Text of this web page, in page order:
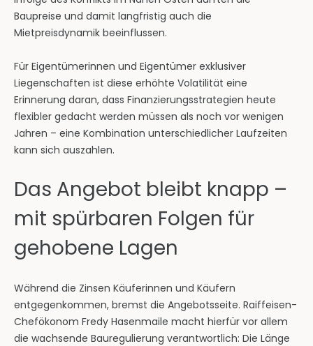
Baupreise und damit langfristig auch die
Mietpreisdynamik beeinflussen.
Für Eigentümerinnen und Eigentümer exklusiver
Liegenschaften ist diese erhöhte Volatilität eine
Erinnerung daran, dass Finanzierungsstrategien heute
flexibler gedacht werden müssen als noch vor wenigen
Jahren – eine Kombination unterschiedlicher Laufzeiten
kann sich auszahlen.
Das Angebot bleibt knapp –
mit spürbaren Folgen für
gehobene Lagen
Während die Zinsen Käuferinnen und Käufern
entgegenkommen, bremst die Angebotsseite. Raiffeisen-
Chefökonom Fredy Hasenmaile macht hierfür vor allem
die wachsende Bauregulierung verantwortlich: Die Länge